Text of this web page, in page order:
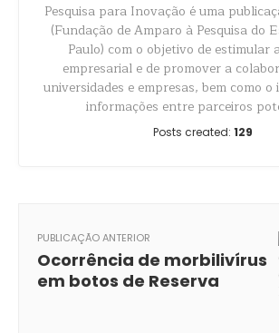
Pesquisa para Inovação é uma
(Fundação de Amparo à Pesquisa do
Paulo) com o objetivo de estimular
empresarial e de promover a
universidades e empresas, bem como
informações entre parceiros
Posts created: 129
PUBLICAÇÃO ANTERIOR
Ocorrência de morbilivírus
em botos de Reserva